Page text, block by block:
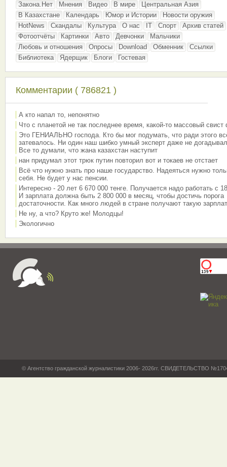
Закона.Нет
Мнения Видео В мире
Центральная Азия
В Казахстане
Календарь Юмор и Истории
Новости оружия
HotNews
Скандалы Культура О нас IT Спорт
Архив статей
Фотоотчёты
Картинки Авто Девчонки
Мальчики
Любовь и отношения
Опросы Download Обменник
Ссылки
Библиотека
Ядерщик Блоги Гостевая
Комментарии ( 786821 )
А кто напал то, непонятно
Что с планетой не так последнее время, какой-то массовый свист
Это ГЕНИАЛЬНО господа. Кто бы мог подумать, что ради этого
затевалось. Ни один наш шибко умный эксперт даже не
Все то думали, что жана казахстан наступит
нан придумал этот трюк путин повторил вот и токаев не отстает
Всё что нужно знать про наше государство. Надеяться нужно
себя. Не будет у нас пенсии.
Интересно - 20 лет 6 670 000 тенге. Получается надо работать с
И зарплата должна быть 2 800 000 в месяц, чтобы достичь порога
достаточности. Как много людей в стране получают такую
Не ну, а что? Круто же! Молодцы!
Экологично
© Агентство гражданской журналистики 2006- 2026гг. СВИДЕТЕЛЬСТВО